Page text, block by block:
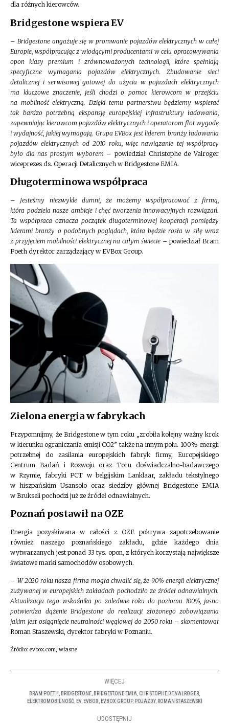
dla różnych kierowców.
Bridgestone wspiera EV
– Bridgestone angażuje się w promwanie pojazdów elektrycznych w całej
Europie, współpracując z wiodącymi producentami w celu opracowywania
opon klasy premium i zrównoważonych technologii, które spełniają
specyficzne wymagania pojazdów elektrycznych. Zbudowanie sieci
detalicznej i serwisowej gotowej do użycia w pojazdach elektrycznych
ma kluczowe znaczenie, jeśli chodzi o pomoc kierowcom w przejściu
na mobilność elektryczną. Dzięki temu partnerstwu będziemy wspierać
tak bardzo potrzebną ekspansję europejskiej infrastruktury ładowania,
zapewniając kierowcom pojazdów elektrycznych i operatorom flot wygodę
i wydajność, jakiej wymagają. Grupa EVBox jest liderem branży ładowania
pojazdów elektrycznych od 2010 roku, więc nawiązanie tej współpracy
było dla nas prostym wyborem – powiedział Christophe de Valroger
wiceprezes ds. Operacji Detalicznych w Bridgestone EMIA.
Długoterminowa współpraca
– Jesteśmy niezwykle dumni, że możemy współpracować z firmą,
która podziela nasze ambicje i chęć tworzenia innowacyjnych rozwiązań.
Ta współpraca oznacza początek długoterminowej kooperacji pomiędzy
liderami branży o podobnych poglądach, która będzie rosła w siłę wraz
z przyjęciem mobilności elektrycznej na całym świecie – powiedział Bram
Poeth dyrektor zarządzający w EVBox Group.
Zielona energia w fabrykach
Przypomnijmy, że Bridgestone w tym roku „zrobiła kolejny ważny krok
w kierunku ograniczania emisji CO2” także na innym polu. 100% energii
potrzebnej do zasilania europejskich fabryk firmy, Europejskiego
Centrum Badań i Rozwoju oraz Toru doświadczalno-badawczego
w Rzymie, fabryki PCT w belgijskim Lanklaar, zakładu tekstylnego
w hiszpańskim Usansolo oraz siedziby głównej Bridgestone EMIA
w Brukseli pochodzi już ze źródeł odnawialnych.
Poznań postawił na OZE
Energia pozyskiwana w całości z OZE pokrywa zapotrzebowanie
również naszego poznańskiego zakładu, gdzie każdego dnia
wytwarzanych jest ponad 33 tys. opon, z których korzystają największe
światowe marki samochodów osobowych.
– W 2020 roku nasza firma mogła chwalić się, że 90% energii elektrycznej
zużywanej w europejskich zakładach pochodziło ze źródeł odnawialnych.
Aktualizacja tego wskaźnika po zaledwie roku do poziomu 100%, jasno
potwierdza dążenie Bridgestone do realizacji złożonego zobowiązania
jakim jest osiągnięcie neutralności węglowej do 2050 roku – skomentował
Roman Staszewski, dyrektor fabryki w Poznaniu.
Źródło: evbox.com, własne
WIĘCEJ
BRAM POETH , BRIDGESTONE, BRIDGESTONE EMIA, CHRISTOPHE DE VALROGER,
ELEKTROMOBILNOŚĆ, EV, EVBOX, EVBOX GROUP, POJAZDY, ROMAN STASZEWSKI
UDOSTĘPNIJ